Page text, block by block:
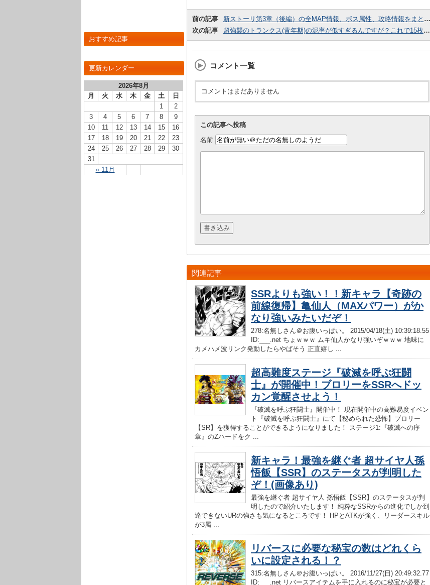
おすすめ記事
更新カレンダー
2026年8月
月
火 水 木 金 土 日
« 11月
1
2
3
4 5 6 7 8
9
10
11 12 13 14 15
16
17
18 19 20 21 22
23
24
25 26 27 28 29
30
31
前の記事
新ストーリ第3章（後編）の全MAP情報、ボス属性、攻略情報をまとめました！
次の記事
超強襲のトランクス(青年期)の泥率が低すぎるんですが？これで15枚は無理だろ…
コメント一覧
コメントはまだありません
この記事へ投稿
名前
関連記事
SSRよりも強い！！新キャラ【奇跡の
前線復帰】亀仙人（MAXパワー）がか
なり強いみたいだぞ！
278:名無しさん＠お腹いっぱい。 2015/04/18(土) 10:39:18.55
ID:___.net ちょｗｗｗ ムキ仙人かなり強いぞｗｗｗ 地味に
カメハメ波リンク発動したらやばそう 正直嬉し ...
超高難度ステージ『破滅を呼ぶ狂闘
士』が開催中！ブロリーをSSRへドッ
カン覚醒させよう！
『破滅を呼ぶ狂闘士』開催中！ 現在開催中の高難易度イベン
ト『破滅を呼ぶ狂闘士』にて【秘められた恐怖】ブロリー
【SR】を獲得することができるようになりました！ ステージ1:『破滅への序
章』のZハードをク ...
新キャラ！最強を継ぐ者 超サイヤ人孫
悟飯【SSR】のステータスが判明した
ぞ！(画像あり)
最強を継ぐ者 超サイヤ人 孫悟飯【SSR】のステータスが判
明したので紹介いたします！ 純粋なSSRからの進化でしか到
達できないURの強さも気になるところです！ HPとATKが強く、リーダースキル
が3属 ...
リバースに必要な秘宝の数はどれくら
いに設定される！？
315:名無しさん＠お腹いっぱい。 2016/11/27(日) 20:49:32.77
ID:___.net リバースアイテムを手に入れるのに秘宝が必要と